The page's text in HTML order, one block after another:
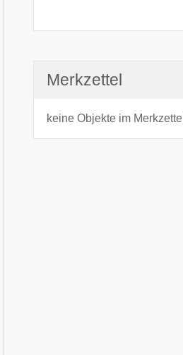
Merkzettel
keine Objekte im Merkzettel